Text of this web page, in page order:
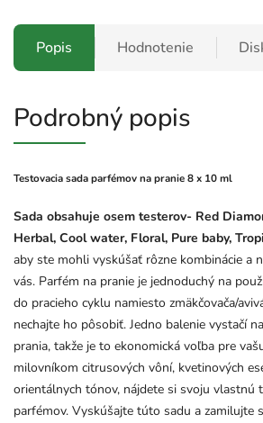
Popis Hodnotenie
Podrobný popis
Testovacia sada parfémov na pranie 8 x 10 ml
Sada obsahuje osem testerov- Red
Herbal, Cool water, Floral, Pure baby,
aby ste mohli vyskúšať rôzne kombinácie a
vás. Parfém na pranie je jednoduchý na
do pracieho cyklu namiesto zmäkčovača/
nechajte ho pôsobiť. Jedno balenie vystačí
prania, takže je to ekonomická voľba pre
milovníkom citrusových vôní, kvetinových
orientálnych tónov, nájdete si svoju vlastnú
parfémov. Vyskúšajte túto sadu a zamilujte